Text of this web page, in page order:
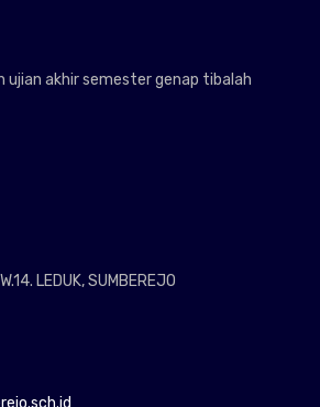
ujian akhir semester genap tibalah
LEDUK, SUMBEREJO